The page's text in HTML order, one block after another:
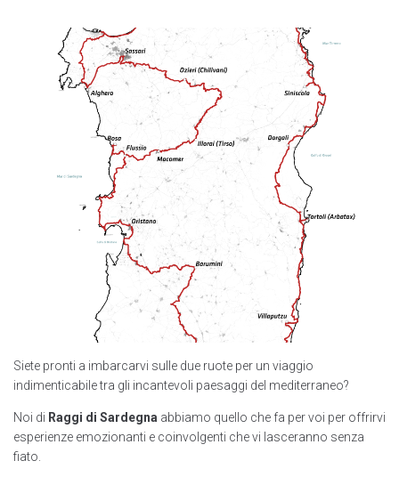
Siete pronti a imbarcarvi sulle due ruote per un viaggio
indimenticabile tra gli incantevoli paesaggi del mediterraneo?
Noi di Raggi di Sardegna abbiamo quello che fa per voi per offrirvi
esperienze emozionanti e coinvolgenti che vi lasceranno senza
fiato.